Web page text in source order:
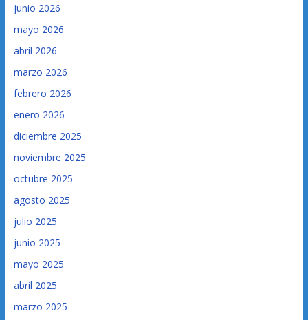
junio 2026
mayo 2026
abril 2026
marzo 2026
febrero 2026
enero 2026
diciembre 2025
noviembre 2025
octubre 2025
agosto 2025
julio 2025
junio 2025
mayo 2025
abril 2025
marzo 2025